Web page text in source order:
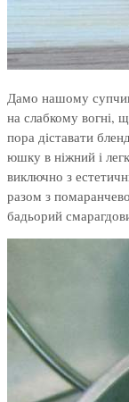
Дамо нашому
на слабкому вогні,
пора діставати
юшку в ніжний і
виключно з
разом з
бадьорий